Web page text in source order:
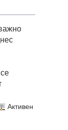
Активен